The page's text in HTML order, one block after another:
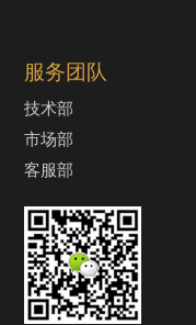
服务团队
技术部
市场部
客服部